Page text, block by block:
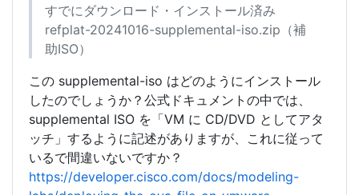
すでにダウンロード・インストール済み
refplat-20241016-supplemental-iso.zip（補
助ISO）
この supplemental-iso はどのようにインストール
したのでしょうか？公式ドキュメントの中では、
supplemental ISO を「VM に CD/DVD としてアタ
ッチ」するように記述がありますが、これに従って
いるで間違いないですか？
https://developer.cisco.com/docs/modeling-